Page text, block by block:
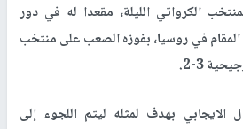
الكرواتي الليلة، مقعدا له في دور
المقام في روسيا، بفوزه الصعب على منتخب
3-2.
الايجابي بهدف لمثله ليتم اللجوء إلى